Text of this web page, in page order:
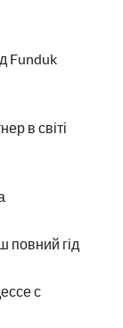
Funduk
в світі
повний гід
с